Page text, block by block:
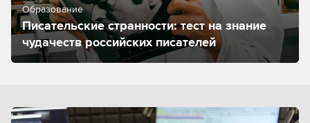
Образование
Писательские странности: тест на знание
чудачеств российских писателей